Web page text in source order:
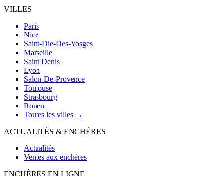
VILLES
Paris
Nice
Saint-Die-Des-Vosges
Marseille
Saint Denis
Lyon
Salon-De-Provence
Toulouse
Strasbourg
Rouen
Toutes les villes →
ACTUALITÉS & ENCHÈRES
Actualités
Ventes aux enchères
ENCHÈRES EN LIGNE